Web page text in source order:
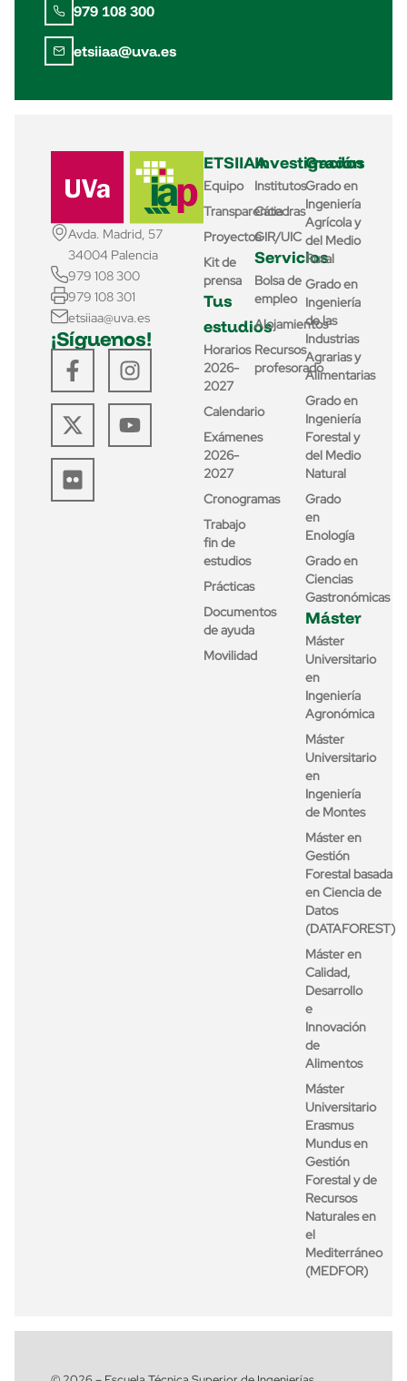
979 108 300
etsiiaa@uva.es
Avda. Madrid, 57
34004 Palencia
979 108 300
979 108 301
etsiiaa@uva.es
¡Síguenos!
ETSIIAA
Equipo
Transparencia
Proyectos
Kit de
prensa
Tus
estudios
Horarios
2026-
2027
Calendario
Exámenes
2026-
2027
Cronogramas
Trabajo
fin de
estudios
Prácticas
Documentos
de ayuda
Movilidad
Investigación
Institutos
Cátedras
GIR/UIC
Servicios
Bolsa de
empleo
Alojamientos
Recursos
profesorado
Grados
Grado en
Ingeniería
Agrícola y
del Medio
Rural
Grado en
Ingeniería
de las
Industrias
Agrarias y
Alimentarias
Grado en
Ingeniería
Forestal y
del Medio
Natural
Grado
en
Enología
Grado en
Ciencias
Gastronómicas
Máster
Máster
Universitario
en
Ingeniería
Agronómica
Máster
Universitario
en
Ingeniería
de Montes
Máster en
Gestión
Forestal basada
en Ciencia de
Datos
(DATAFOREST)
Máster en
Calidad,
Desarrollo
e
Innovación
de
Alimentos
Máster
Universitario
Erasmus
Mundus en
Gestión
Forestal y de
Recursos
Naturales en
el
Mediterráneo
(MEDFOR)